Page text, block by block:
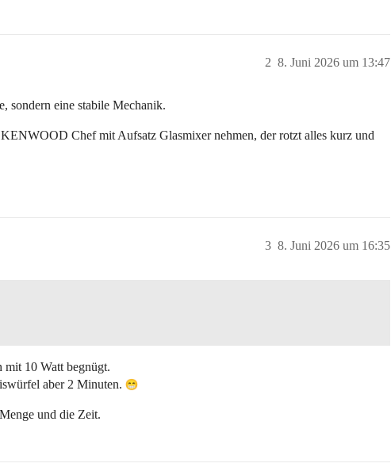
8. Juni 2026 um 13:47
2
sondern eine stabile Mechanik.
Chef mit Aufsatz Glasmixer nehmen, der rotzt alles kurz und
8. Juni 2026 um 16:35
3
mit 10 Watt begnügt.
aber 2 Minuten.
und die Zeit.